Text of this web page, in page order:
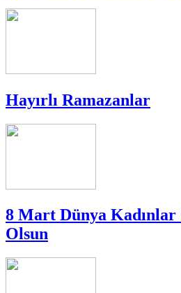
Hayırlı Ramazanlar
8 Mart Dünya
Olsun